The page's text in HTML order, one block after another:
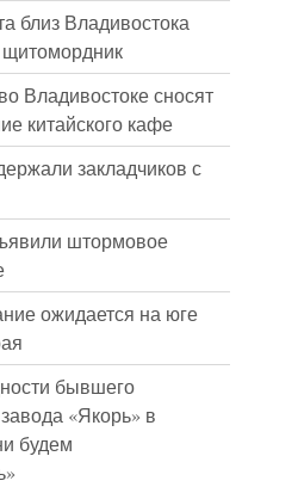
близ Владивостока
Владивостоке сносят
китайского кафе
закладчиков с
штормовое
ожидается на юге
бывшего
«Якорь» в
будем